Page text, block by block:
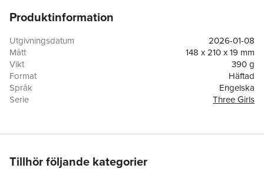
Produktinformation
Utgivningsdatum
2026-01-08
Mått
148 x 210 x 19 mm
Vikt
390 g
Format
Häftad
Språk
Engelska
Serie
Three Girls
Förlag
Bod - Books on Demand
Tillhör följande kategorier